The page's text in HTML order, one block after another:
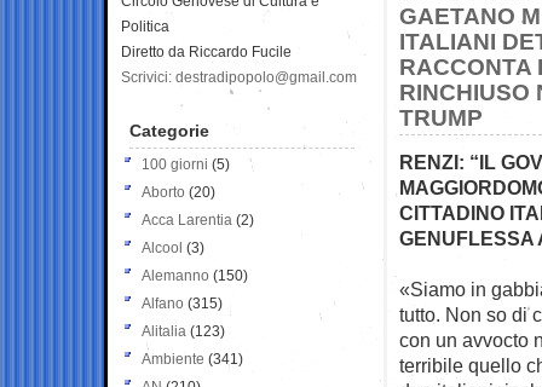
GAETANO
ITALIANI
RACCONTA
RINCHIUSO
TRUMP
RENZI: “IL
CITTADINO
GENUFLESSA
«Siamo in
tutto. Non so di
con un avvocto
terribile quello
Politica
Diretto da Riccardo Fucile
Scrivici: destradipopolo@gmail.com
Categorie
100 giorni (5)
Aborto (20)
Acca Larentia (2)
Alcool (3)
Alemanno (150)
Alfano (315)
Alitalia (123)
Ambiente (341)